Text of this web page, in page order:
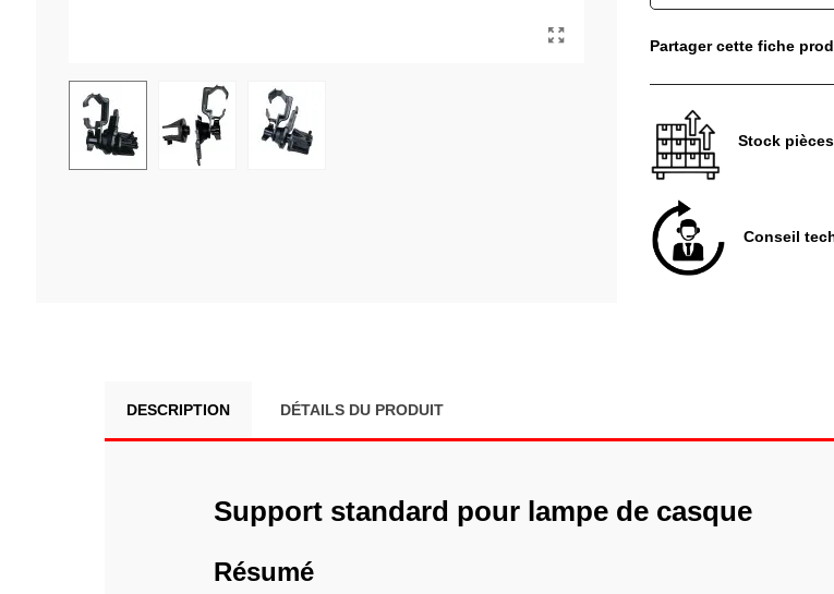
Partager cette fiche
Stock
Conseil
DESCRIPTION DÉTAILS DU PRODUIT
Support standard pour lampe de casque
Résumé